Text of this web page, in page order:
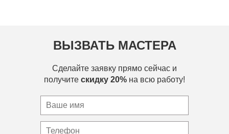
ВЫЗВАТЬ МАСТЕРА
Сделайте заявку прямо сейчас и
получите скидку 20% на всю работу!